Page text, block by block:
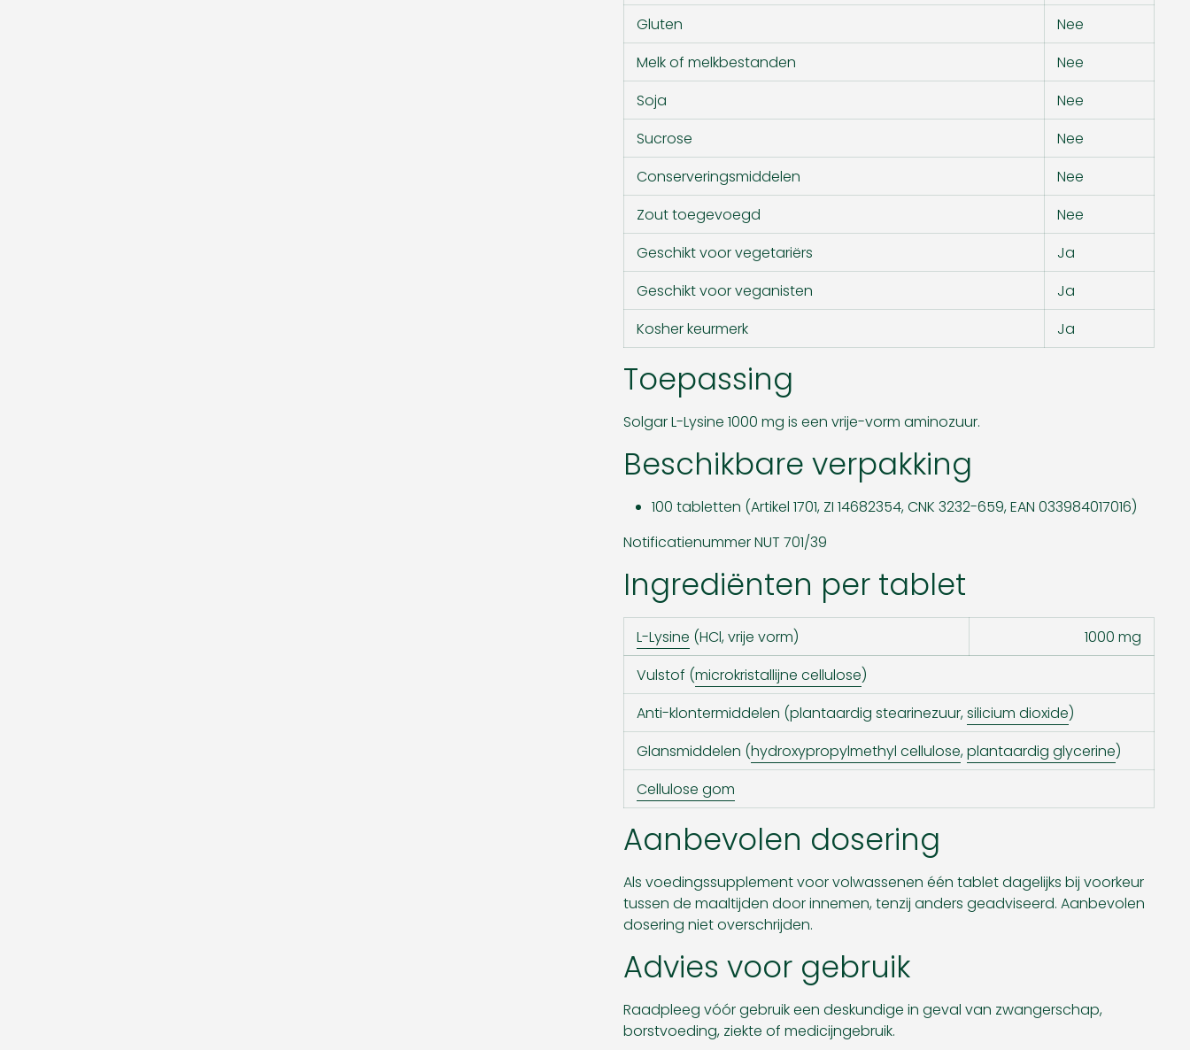
Gluten
Nee
Melk of melkbestanden
Nee
Soja
Nee
Sucrose
Nee
Conserveringsmiddelen
Nee
Zout toegevoegd
Nee
Geschikt voor vegetariërs
Ja
Geschikt voor veganisten
Ja
Kosher keurmerk
Ja
Toepassing
Solgar L-Lysine 1000 mg is een vrije-vorm aminozuur.
Beschikbare verpakking
100 tabletten (Artikel 1701, ZI 14682354, CNK 3232-659, EAN 033984017016)
Notificatienummer NUT 701/39
Ingrediënten per tablet
L-Lysine (HCl, vrije vorm)
1000 mg
Vulstof (microkristallijne cellulose)
Anti-klontermiddelen (plantaardig stearinezuur,silicium dioxide)
Glansmiddelen (hydroxypropylmethyl cellulose,plantaardig glycerine)
Cellulose gom
Aanbevolen dosering
Als voedingssupplement voor volwassenen één tablet dagelijks bij voorkeur
tussen de maaltijden door innemen, tenzij anders geadviseerd. Aanbevolen
dosering niet overschrijden.
Advies voor gebruik
Raadpleeg vóór gebruik een deskundige in geval van zwangerschap,
borstvoeding, ziekte of medicijngebruik.